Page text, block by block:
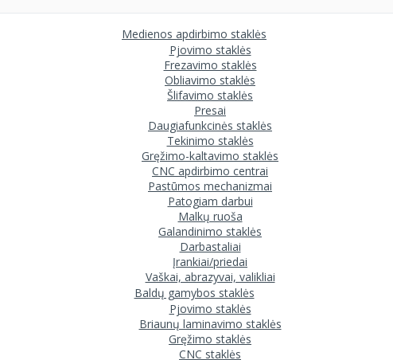
Medienos apdirbimo staklės
Pjovimo staklės
Frezavimo staklės
Obliavimo staklės
Šlifavimo staklės
Presai
Daugiafunkcinės staklės
Tekinimo staklės
Gręžimo-kaltavimo staklės
CNC apdirbimo centrai
Pastūmos mechanizmai
Patogiam darbui
Malkų ruoša
Galandinimo staklės
Darbastaliai
Įrankiai/priedai
Vaškai, abrazyvai, valikliai
Baldų gamybos staklės
Pjovimo staklės
Briaunų laminavimo staklės
Gręžimo staklės
CNC staklės